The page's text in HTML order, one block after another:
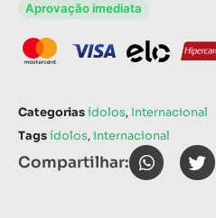
Aprovação imediata
Categoriasídolos, Internacional
Tagsídolos,internacional
Compartilhar: